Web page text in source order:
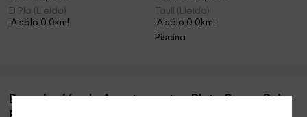
El Pla (Lleida)
¡A sólo 0.0km!
Taull (Lleida)
¡A sólo 0.0km!
Piscina
Descripción de Apartamentos Pleta Bona- Puig